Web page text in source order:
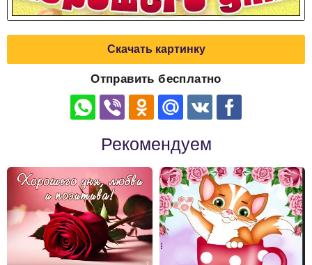
Скачать картинку
Отправить бесплатно
Рекомендуем